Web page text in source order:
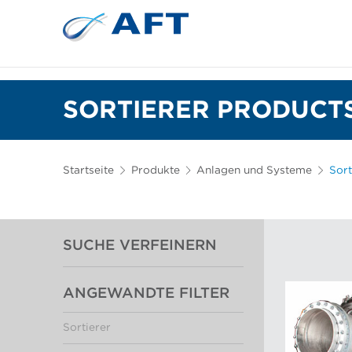
SORTIERER
Startseite Produkte Anlagen und Systeme
SUCHE VERFEINERN
ANGEWANDTE FILTER
Sortierer